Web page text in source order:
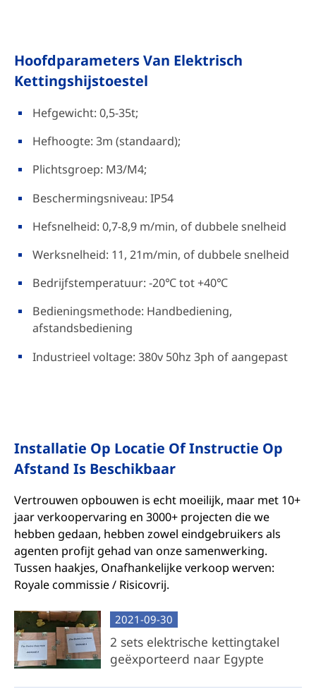
Hoofdparameters Van Elektrisch
Kettingshijstoestel
Hefgewicht: 0,5-35t;
Hefhoogte: 3m (standaard);
Plichtsgroep: M3/M4;
Beschermingsniveau: IP54
Hefsnelheid: 0,7-8,9 m/min, of dubbele snelheid
Werksnelheid: 11, 21m/min, of dubbele snelheid
Bedrijfstemperatuur: -20℃ tot +40℃
Bedieningsmethode: Handbediening,
afstandsbediening
Industrieel voltage: 380v 50hz 3ph of aangepast
Installatie Op Locatie Of Instructie Op
Afstand Is Beschikbaar
Vertrouwen opbouwen is echt moeilijk, maar met 10+
jaar verkoopervaring en 3000+ projecten die we
hebben gedaan, hebben zowel eindgebruikers als
agenten profijt gehad van onze samenwerking.
Tussen haakjes, Onafhankelijke verkoop werven:
Royale commissie / Risicovrij.
2021-09-30
2 sets elektrische kettingtakel
geëxporteerd naar Egypte